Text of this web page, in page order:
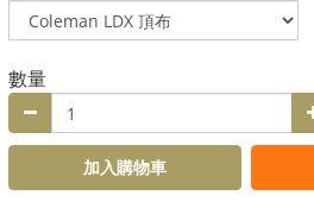
數量
加入購物車